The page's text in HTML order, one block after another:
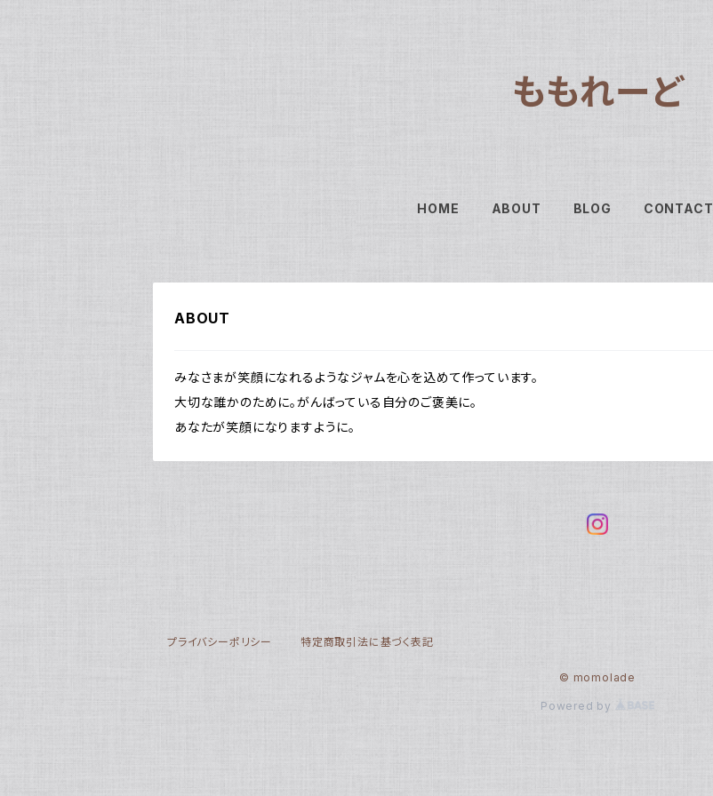
ももれーど
HOME ABOUT BLOG CONTACT
ABOUT
みなさまが笑顔になれるようなジャムを心を込めて作っています。
大切な誰かのために。がんばっている自分のご褒美に。
あなたが笑顔になりますように。
プライバシーポリシー 特定商取引法に基づく表記
© momolade
Powered by